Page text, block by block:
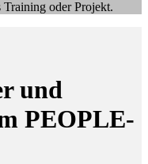
Training oder Projekt.
und
PEOPLE-